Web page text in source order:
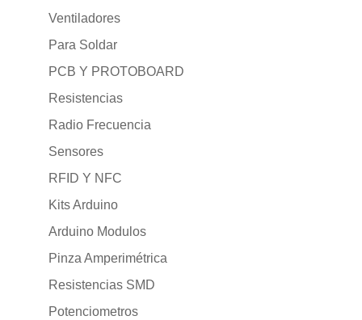
Ventiladores
Para Soldar
PCB Y PROTOBOARD
Resistencias
Radio Frecuencia
Sensores
RFID Y NFC
Kits Arduino
Arduino Modulos
Pinza Amperimétrica
Resistencias SMD
Potenciometros